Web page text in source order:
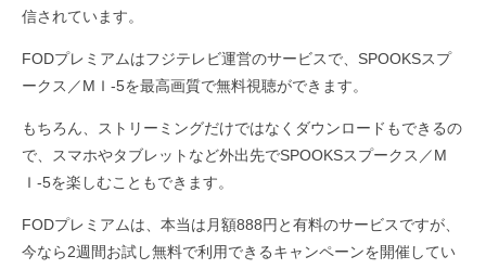
信されています。
FODプレミアムはフジテレビ運営のサービスで、SPOOKSスプ
ークス／MＩ-5を最高画質で無料視聴ができます。
もちろん、ストリーミングだけではなくダウンロードもできるの
で、スマホやタブレットなど外出先でSPOOKSスプークス／M
Ｉ-5を楽しむこともできます。
FODプレミアムは、本当は月額888円と有料のサービスですが、
今なら2週間お試し無料で利用できるキャンペーンを開催してい